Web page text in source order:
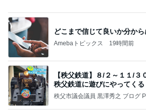
どこまで信じて良いか分か
Amebaトピックス 19時間前
【秩父鉄道】８/２～１１/
秩父鉄道に遊びにやってく
秩父市議会議員 黒澤秀之 ブログ